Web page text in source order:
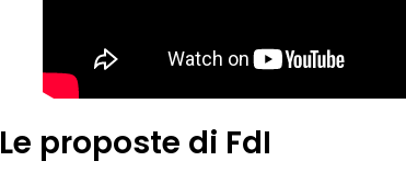
Le proposte di FdI